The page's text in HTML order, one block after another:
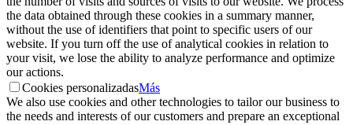
the data obtained through these cookies in a summary manner,
without the use of identifiers that point to specific users of our
website. If you turn off the use of analytical cookies in relation to
your visit, we lose the ability to analyze performance and optimize
our actions.
Cookies personalizadasMás
We also use cookies and other technologies to tailor our business to
the needs and interests of our customers and prepare an exceptional